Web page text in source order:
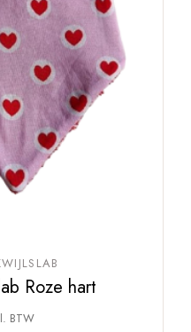
Roze hart
BTW